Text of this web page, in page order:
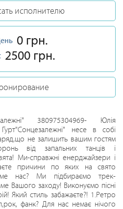
исполнителю
0 грн.
2500 грн.
380975304969- Юлія
несе в собі
не залишить вашим гостям
від запальних танців і
Ми-справжні енерджайзери і
причини по яких на свято
нас? Ми підбираємо трек-
Вашого заходу! Виконуємо пісні
Який стиль забажаєте?! 1.Ретро
фанк? Для нас немає нічого